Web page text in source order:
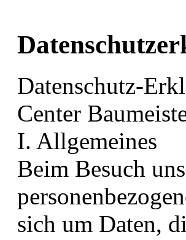
Datenschutz-
Center
I. Allgemeines
Beim Besuch
sich um Daten,